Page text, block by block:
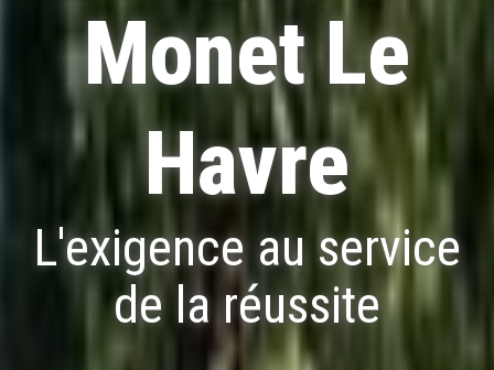
Monet Le
Havre
L'exigence au service
de la réussite